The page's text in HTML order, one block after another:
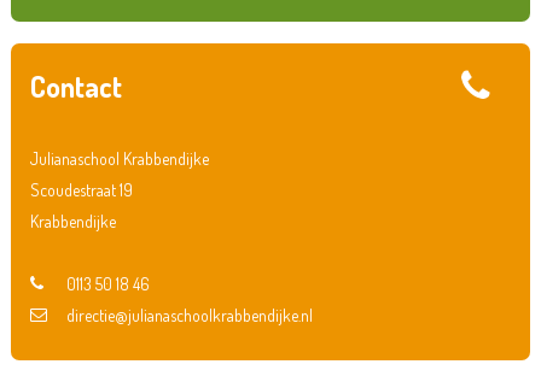
Contact
Julianaschool Krabbendijke
Scoudestraat 19
Krabbendijke
0113 50 18 46
directie@julianaschoolkrabbendijke.nl